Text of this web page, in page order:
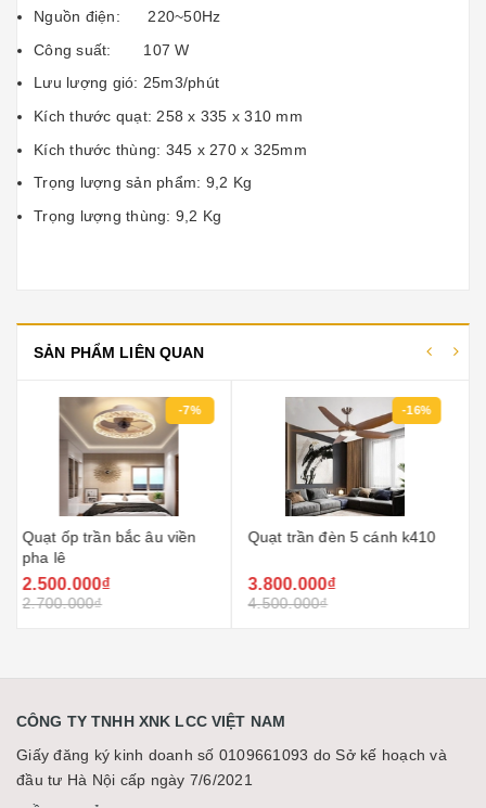
Nguồn điện: 220~50Hz
Công suất: 107 W
Lưu lượng gió: 25m3/phút
Kích thước quạt: 258 x 335 x 310 mm
Kích thước thùng: 345 x 270 x 325mm
Trọng lượng sản phẩm: 9,2 Kg
Trọng lượng thùng: 9,2 Kg
SẢN PHẨM LIÊN QUAN
-16%
Quạt trần đèn 5 cánh k410
3.800.000₫
4.500.000₫
-16%
Quạt trần đèn simple 5
3.800.000₫
4.500.000₫
CÔNG TY TNHH XNK LCC VIỆT NAM
Giấy đăng ký kinh doanh số 0109661093 do Sở kế hoạch và
đầu tư Hà Nội cấp ngày 7/6/2021